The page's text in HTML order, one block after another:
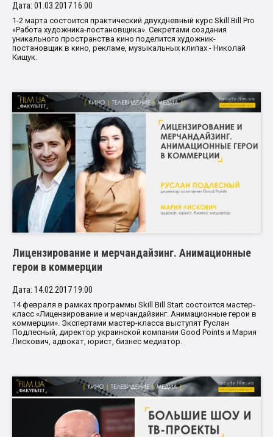
Дата: 01.03.2017 16:00
1-2 марта состоится практический двухдневный курс Skill Bill Pro
«Работа художника-постановщика». Секретами создания
уникального пространства кино поделится художник-
постановщик в кино, рекламе, музыкальных клипах - Николай
Кищук.
Лицензирование и мерчандайзинг. Анимационные
герои в коммерции
Дата: 14.02.2017 19:00
14 февраля в рамках программы Skill Bill Start состоится мастер-
класс «Лицензирование и мерчандайзинг. Анимационные герои в
коммерции». Экспертами мастер-класса выступят Руслан
Подлесный, директор украинской компании Good Points и Мария
Лискович, адвокат, юрист, бизнес медиатор.